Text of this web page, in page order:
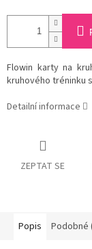
Flowin karty na
kruhového tréninku
Detailní informace
ZEPTAT SE
Popis Podobné